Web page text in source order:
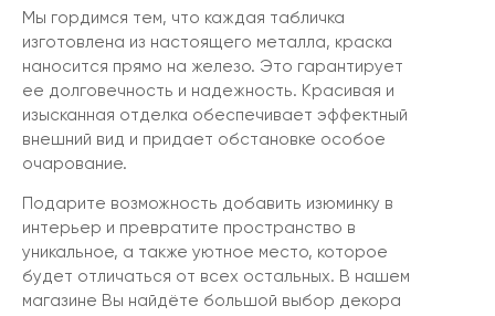
Мы гордимся тем, что каждая табличка
изготовлена из настоящего металла, краска
наносится прямо на железо. Это гарантирует
ее долговечность и надежность. Красивая и
изысканная отделка обеспечивает эффектный
внешний вид и придает обстановке особое
очарование.
Подарите возможность добавить изюминку в
интерьер и превратите пространство в
уникальное, а также уютное место, которое
будет отличаться от всех остальных. В нашем
магазине Вы найдёте большой выбор декора